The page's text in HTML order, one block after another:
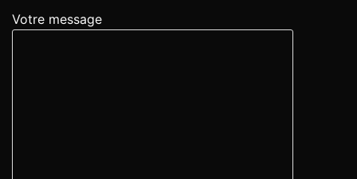
Votre message